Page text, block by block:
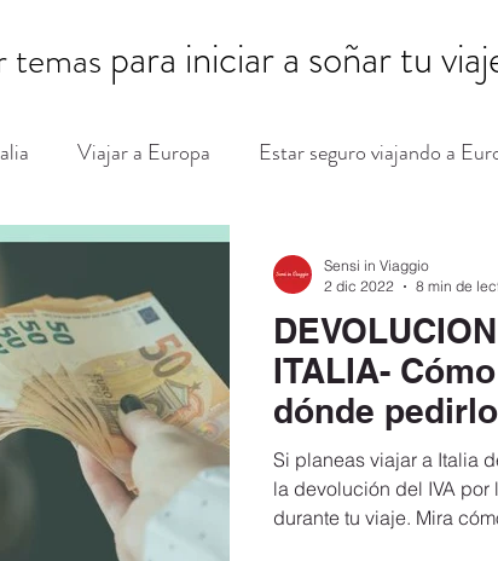
temas para iniciar a soñar tu
Viajar a Europa Estar seguro viajando a
italiano frases útiles italianas
Viajes y Turismo Francia España
en SlowTrip
Pass Europeo Viajar a Italia Requisitos para
ITALIA-
dónde
paso
Si planeas viajar a Italia
la devolución del IVA
durante tu viaje. Mira
Sensi in Viaggio
2 dic 2022
8 min de